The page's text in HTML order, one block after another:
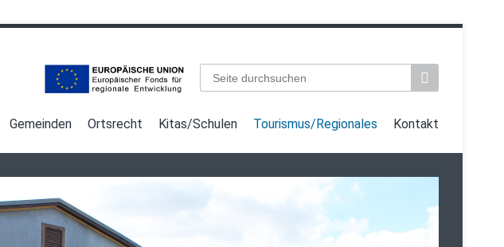
Suchbegriffe
Gemeinden Ortsrecht Kitas/Schulen Tourismus/Regionales Kontakt